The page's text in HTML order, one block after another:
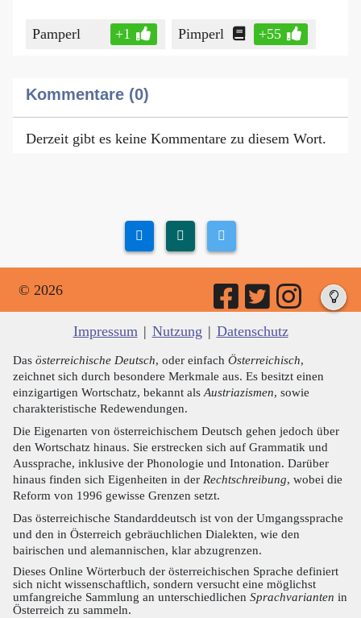
Pamperl +1 Pimperl +55
Kommentare (0)
Derzeit gibt es keine Kommentare zu diesem Wort.
© 2026
Impressum | Nutzung | Datenschutz
Das österreichische Deutsch, oder einfach Österreichisch,
zeichnet sich durch besondere Merkmale aus. Es besitzt einen
einzigartigen Wortschatz, bekannt als Austriazismen, sowie
charakteristische Redewendungen.
Die Eigenarten von österreichischem Deutsch gehen jedoch über
den Wortschatz hinaus. Sie erstrecken sich auf Grammatik und
Aussprache, inklusive der Phonologie und Intonation. Darüber
hinaus finden sich Eigenheiten in der Rechtschreibung, wobei die
Reform von 1996 gewisse Grenzen setzt.
Das österreichische Standarddeutsch ist von der Umgangssprache
und den in Österreich gebräuchlichen Dialekten, wie den
bairischen und alemannischen, klar abzugrenzen.
Dieses Online Wörterbuch der österreichischen Sprache definiert
sich nicht wissenschaftlich, sondern versucht eine möglichst
umfangreiche Sammlung an unterschiedlichen Sprachvarianten in
Österreich zu sammeln.